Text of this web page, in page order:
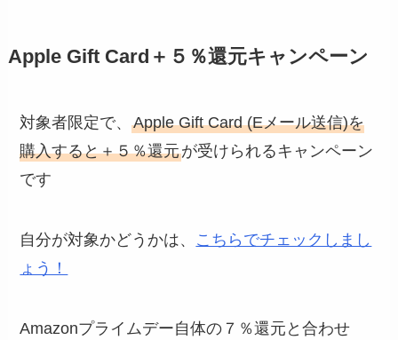
Apple Gift Card＋５％還元キャンペーン
対象者限定で、Apple Gift Card (Eメール送信)を
購入すると＋５％還元が受けられるキャンペーン
です
自分が対象かどうかは、 こちらでチェックしまし
ょう！
Amazonプライムデー自体の７％還元と合わせ